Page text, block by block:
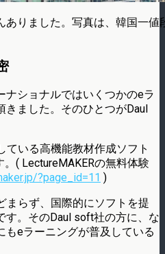
りました。写真は、韓国一値
ナショナルではいくつかのeラ
ました。そのひとつがDaul
ている高機能教材作成ソフト
。( LectureMAKERの無料体験
?page_id=11 )
まらず、国際的にソフトを提
す。そのDaul soft社の方に、な
もeラーニングが普及している